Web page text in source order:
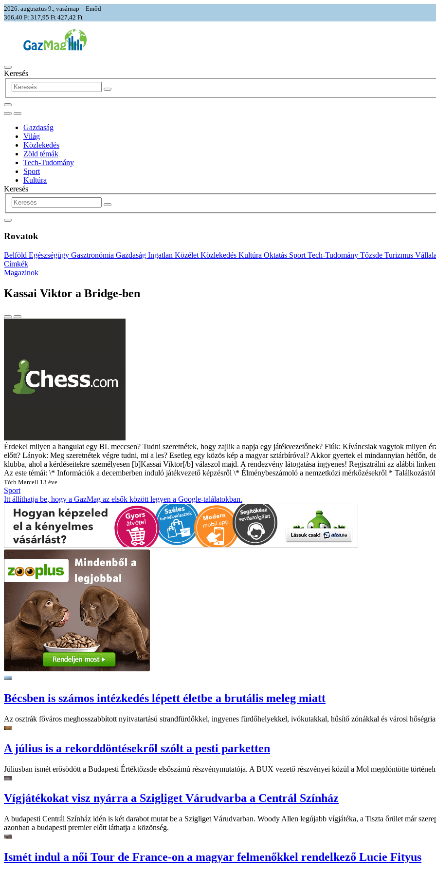
2026. augusztus 9., vasárnap – Emőd
366,40 Ft 317,95 Ft 427,42 Ft
Keresés
Gazdaság
Világ
Közlekedés
Zöld témák
Tech-Tudomány
Sport
Kultúra
Keresés
Rovatok
Belföld Egészségügy Gasztronómia Gazdaság Ingatlan Közélet Közlekedés Kultúra Oktatás Sport Tech-Tudomány Tőzsde Turizmus
Címkék
Magazinok
Kassai Viktor a Bridge-ben
Érdekel milyen a hangulat egy BL meccsen? Tudni szeretnétek, hogy zajlik a napja egy játékvezetőnek? Fiúk: Kíváncsiak vagytok milyen
előtt? Lányok: Meg szeretnétek végre tudni, mi a les? Esetleg egy közös kép a magyar sztárbíróval? Akkor gyertek el mindannyian hétfőn,
klubba, ahol a kérdéseitekre személyesen [b]Kassai Viktor[/b] válaszol majd. A rendezvény látogatása ingyenes! Regisztrálni az alábbi
Az este témái: \* Információk a decemberben induló játékvezető képzésről \* Élménybeszámoló a nemzetközi mérkőzésekről *
Tóth Marcell 13 éve
Sport
Itt állíthatja be, hogy a GazMag az elsők között legyen a Google-találatokban.
Bécsben is számos intézkedés lépett életbe a brutális meleg miatt
Az osztrák főváros meghosszabbított nyitvatartású strandfürdőkkel, ingyenes fürdőhelyekkel, ivókutakkal, hűsítő zónákkal és városi
A július is a rekorddöntésekről szólt a pesti parketten
Júliusban ismét erősödött a Budapesti Értéktőzsde elsőszámú részvénymutatója. A BUX vezető részvényei közül a Mol megdöntötte
Vígjátékokat visz nyárra a Szigliget Várudvarba a Centrál Színház
A budapesti Centrál Színház idén is két darabot mutat be a Szigliget Várudvarban. Woody Allen legújabb vígjátéka, a Tiszta őrület már
azonban a budapesti premier előtt láthatja a közönség.
Ismét indul a női Tour de France-on a magyar felmenőkkel rendelkező Lucie Fityus